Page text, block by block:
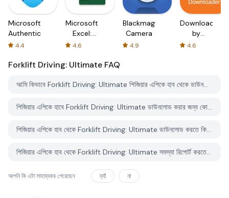
Microsoft
Authenticator
4.4
Microsoft
Excel:
Spreadsheets
4.6
Blackmagic
Camera
4.9
Downloader
by
AFTVnews
4.6
Forklift Driving: Ultimate FAQ
আমি কিভাবে Forklift Driving: Ultimate পিজিয়ার এপিকে হাব থেকে ডাউনলোড করব?
পিজিয়ার এপিকে হাবে Forklift Driving: Ultimate ডাউনলোড করার জন্য কোন খরচ আছে?
পিজিয়ার এপিকে হাব থেকে Forklift Driving: Ultimate ডাউনলোড করতে কি আমার একটি অ্যাকাউন্ট দরকার?
পিজিয়ার এপিকে হাব থেকে Forklift Driving: Ultimate সমস্যা রিপোর্ট করতে কিভাবে পারি?
আপনি কি এটা সাহায্যকর পেয়েছেন হ্যাঁ না